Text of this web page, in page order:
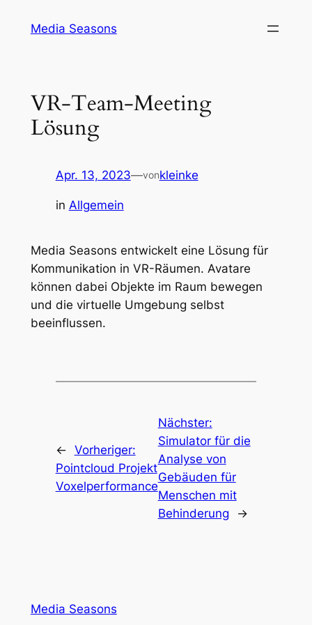
InhaltMedia Seasons
VR-Team-Meeting
Lösung
Apr. 13, 2023—vonkleinke
in Allgemein
Media Seasons entwickelt eine Lösung für
Kommunikation in VR-Räumen. Avatare
können dabei Objekte im Raum bewegen
und die virtuelle Umgebung selbst
beeinflussen.
← Vorheriger:
Pointcloud Projekt
Voxelperformance
Nächster:
Simulator für die
Analyse von
Gebäuden für
Menschen mit
Behinderung
→
Media Seasons